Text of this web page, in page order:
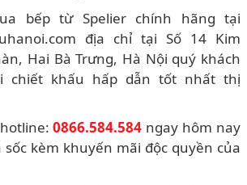
bếp từ Spelier chính hãng tại
địa chỉ tại Số 14 Kim
Hai Bà Trưng, Hà Nội quý khách
chiết khấu hấp dẫn tốt nhất thị
0866.584.584 ngay hôm nay
kèm khuyến mãi độc quyền của